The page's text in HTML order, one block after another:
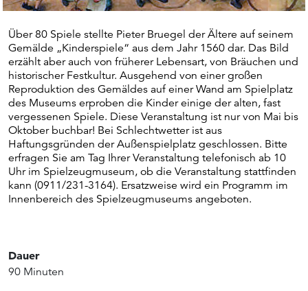
Über 80 Spiele stellte Pieter Bruegel der Ältere auf seinem
Gemälde „Kinderspiele“ aus dem Jahr 1560 dar. Das Bild
erzählt aber auch von früherer Lebensart, von Bräuchen und
historischer Festkultur. Ausgehend von einer großen
Reproduktion des Gemäldes auf einer Wand am Spielplatz
des Museums erproben die Kinder einige der alten, fast
vergessenen Spiele. Diese Veranstaltung ist nur von Mai bis
Oktober buchbar! Bei Schlechtwetter ist aus
Haftungsgründen der Außenspielplatz geschlossen. Bitte
erfragen Sie am Tag Ihrer Veranstaltung telefonisch ab 10
Uhr im Spielzeugmuseum, ob die Veranstaltung stattfinden
kann (0911/231-3164). Ersatzweise wird ein Programm im
Innenbereich des Spielzeugmuseums angeboten.
Dauer
90 Minuten